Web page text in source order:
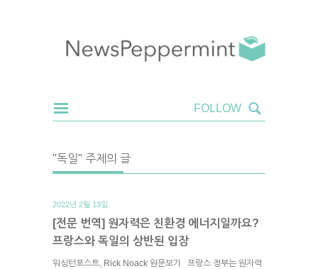
"독일" 주제의 글
2022년 2월 13일.
[전문 번역] 원자력은 친환경 에너지일까요?
프랑스와 독일의 상반된 입장
워싱턴포스트, Rick Noack 원문보기 프랑스 정부는 원자력